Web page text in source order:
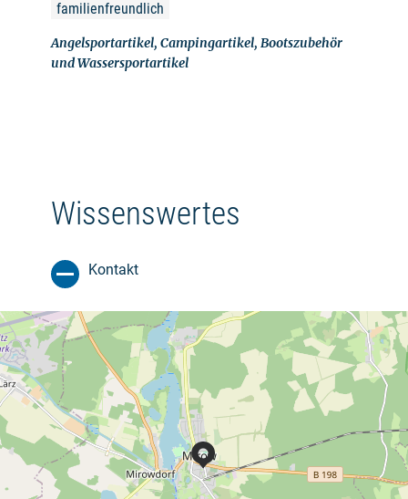
familienfreundlich
Angelsportartikel, Campingartikel, Bootszubehör
und Wassersportartikel
Wissenswertes
Kontakt